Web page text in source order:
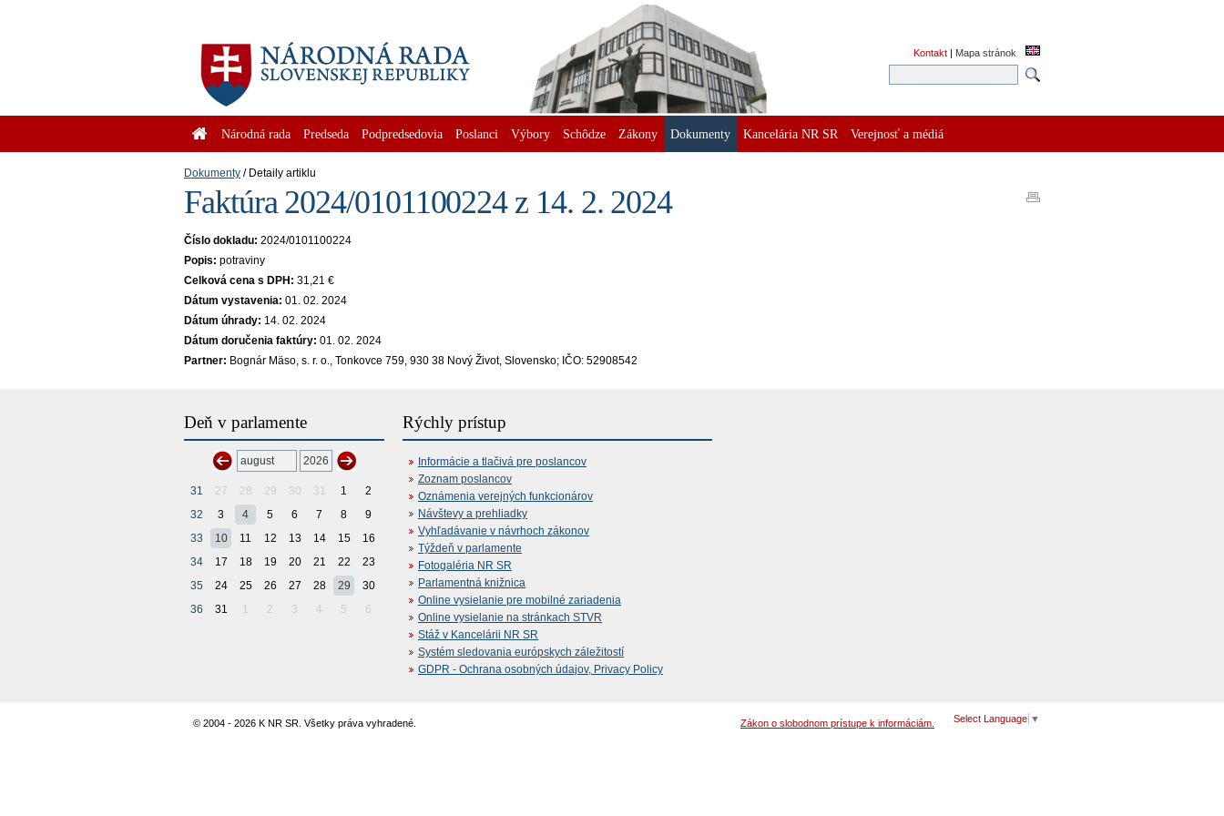
Kontakt | Mapa stránok
Národná rada Predseda Podpredsedovia Poslanci Výbory Schôdze Zákony Dokumenty Kancelária NR SR Verejnosť a médiá
Dokumenty Detaily artiklu
Faktúra 2024/0101100224 z 14. 2. 2024
Číslo dokladu: 2024/0101100224
Popis: potraviny
Celková cena s DPH: 31,21 €
Dátum vystavenia: 01. 02. 2024
Dátum úhrady: 14. 02. 2024
Dátum doručenia faktúry: 01. 02. 2024
Partner: Bognár Mäso, s. r. o., Tonkovce 759, 930 38 Nový Život, Slovensko; IČO: 52908542
Deň v parlamente
31 27 28 29 30 31 1
2
32
3 4 5 6 7 8
9
33
10 11 12 13 14 15
16
34
17 18 19 20 21 22
23
35
24 25 26 27 28 29
30
36
31 1 2 3 4 5 6
Rýchly prístup
Informácie a tlačivá pre poslancov
Zoznam poslancov
Oznámenia verejných funkcionárov
Návštevy a prehliadky
Vyhľadávanie v návrhoch zákonov
Týždeň v parlamente
Fotogaléria NR SR
Parlamentná knižnica
Online vysielanie pre mobilné zariadenia
Online vysielanie na stránkach STVR
Stáž v Kancelárii NR SR
Systém sledovania európskych záležitostí
GDPR - Ochrana osobných údajov, Privacy Policy
© 2004 - 2026 K NR SR. Všetky práva vyhradené. Select Language ▼
Zákon o slobodnom prístupe k informáciám.